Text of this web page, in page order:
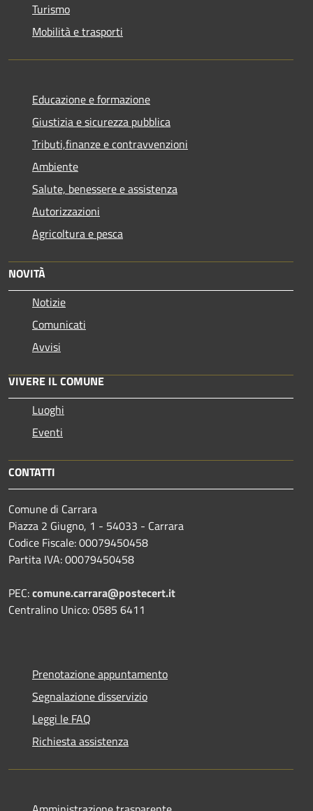
Turismo
Mobilità e trasporti
Educazione e formazione
Giustizia e sicurezza pubblica
Tributi,finanze e contravvenzioni
Ambiente
Salute, benessere e assistenza
Autorizzazioni
Agricoltura e pesca
NOVITÀ
Notizie
Comunicati
Avvisi
VIVERE IL COMUNE
Luoghi
Eventi
CONTATTI
Comune di Carrara
Piazza 2 Giugno, 1 - 54033 - Carrara
Codice Fiscale: 00079450458
Partita IVA: 00079450458
PEC:comune.carrara@postecert.it
Centralino Unico: 0585 6411
Prenotazione appuntamento
Segnalazione disservizio
Leggi le FAQ
Richiesta assistenza